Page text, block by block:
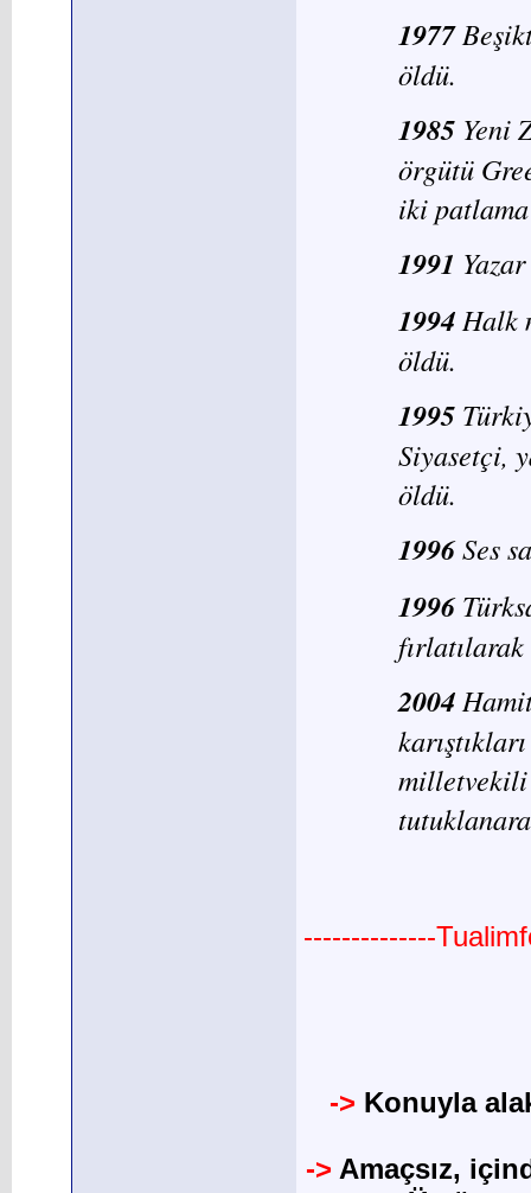
1977
öldü.
1985 Yeni
örgütü
iki
1991
1994 Halk
öldü.
1995
Siyasetçi,
öldü.
1996Ses
1996
2004
milletvekili
--------------
-> Konuyla
-> Amaçsız,